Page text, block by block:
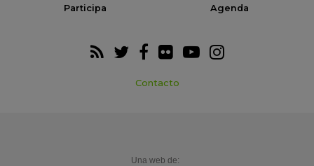
Participa Agenda
Contacto
Una web de: